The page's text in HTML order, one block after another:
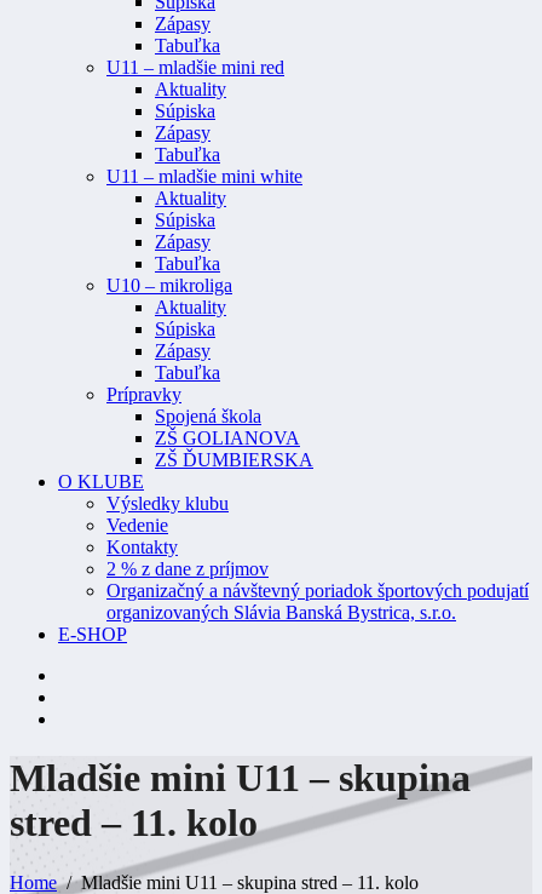
Zápasy
Tabuľka
U11 – mladšie mini red
Aktuality
Súpiska
Zápasy
Tabuľka
U11 – mladšie mini white
Aktuality
Súpiska
Zápasy
Tabuľka
U10 – mikroliga
Aktuality
Súpiska
Zápasy
Tabuľka
Prípravky
Spojená škola
ZŠ GOLIANOVA
ZŠ ĎUMBIERSKA
O KLUBE
Výsledky klubu
Vedenie
Kontakty
2 % z dane z príjmov
Organizačný a návštevný poriadok športových podujatí
organizovaných Slávia Banská Bystrica, s.r.o.
E-SHOP
Mladšie mini U11 – skupina
stred – 11. kolo
Home Mladšie mini U11 – skupina stred – 11. kolo